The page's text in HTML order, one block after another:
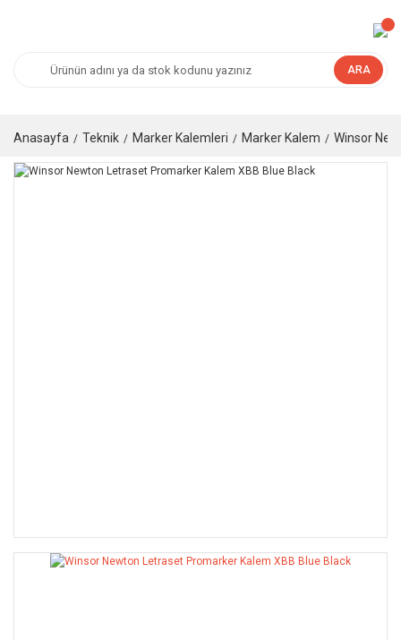
ARA
Anasayfa Teknik Marker Kalemleri Marker Kalem Winsor